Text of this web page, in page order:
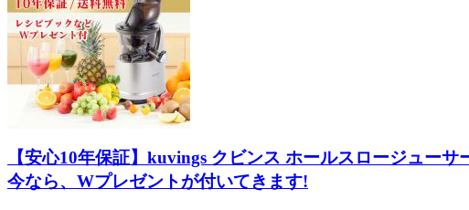
【安心10年保証】kuvings クビンス ホールスロージューサ
今なら、Wプレゼントが付いてきます!